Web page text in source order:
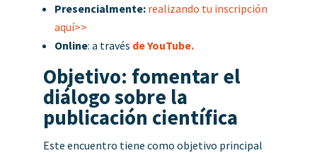
Presencialmente: realizando tu inscripción
aquí>>
Online: a través de YouTube.
Objetivo: fomentar el
diálogo sobre la
publicación científica
Este encuentro tiene como objetivo principal